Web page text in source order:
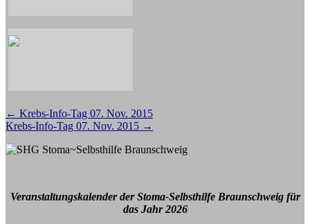
Beitragsnavigation
← Krebs-Info-Tag 07. Nov. 2015
Krebs-Info-Tag 07. Nov. 2015 →
Veranstaltungskalender der Stoma-Selbsthilfe Braunschweig für
das Jahr 2026